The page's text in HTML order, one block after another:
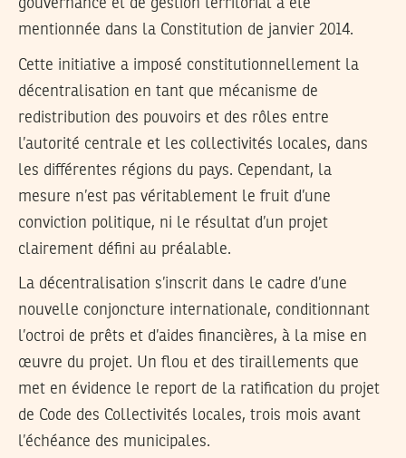
gouvernance et de gestion territorial a été
mentionnée dans la Constitution de janvier 2014.
Cette initiative a imposé constitutionnellement la
décentralisation en tant que mécanisme de
redistribution des pouvoirs et des rôles entre
l’autorité centrale et les collectivités locales, dans
les différentes régions du pays. Cependant, la
mesure n’est pas véritablement le fruit d’une
conviction politique, ni le résultat d’un projet
clairement défini au préalable.
La décentralisation s’inscrit dans le cadre d’une
nouvelle conjoncture internationale, conditionnant
l’octroi de prêts et d’aides financières, à la mise en
œuvre du projet. Un flou et des tiraillements que
met en évidence le report de la ratification du projet
de Code des Collectivités locales, trois mois avant
l’échéance des municipales.